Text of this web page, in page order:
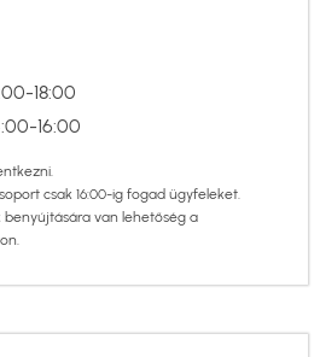
18:00
16:00
csak 16:00-ig fogad ügyfeleket.
benyújtására van lehetőség a